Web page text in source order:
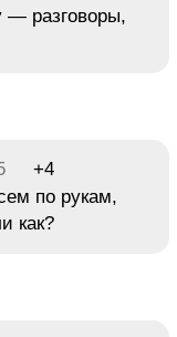
— разговоры,
+4
по рукам,
как?